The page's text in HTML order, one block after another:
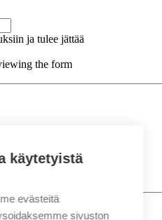
ja tulee jättää
the form
Etunimi
käytetyistä
evästeitä
sivuston